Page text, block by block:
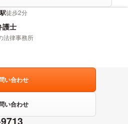
徒歩2分
護士
法律事務所
い合わせ
い合わせ